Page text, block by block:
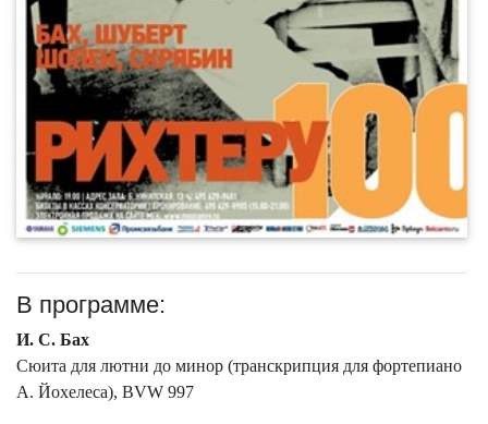
В программе:
И. С. Бах
Сюита для лютни до минор (транскрипция для фортепиано
А. Йохелеса), BVW 997